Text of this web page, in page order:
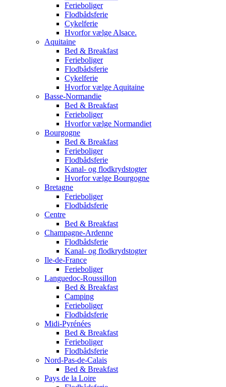
Ferieboliger
Flodbådsferie
Cykelferie
Hvorfor vælge Alsace.
Aquitaine
Bed & Breakfast
Ferieboliger
Flodbådsferie
Cykelferie
Hvorfor vælge Aquitaine
Basse-Normandie
Bed & Breakfast
Ferieboliger
Hvorfor vælge Normandiet
Bourgogne
Bed & Breakfast
Ferieboliger
Flodbådsferie
Kanal- og flodkrydstogter
Hvorfor vælge Bourgogne
Bretagne
Ferieboliger
Flodbådsferie
Centre
Bed & Breakfast
Champagne-Ardenne
Flodbådsferie
Kanal- og flodkrydstogter
Ile-de-France
Ferieboliger
Languedoc-Roussillon
Bed & Breakfast
Camping
Ferieboliger
Flodbådsferie
Midi-Pyrénées
Bed & Breakfast
Ferieboliger
Flodbådsferie
Nord-Pas-de-Calais
Bed & Breakfast
Pays de la Loire